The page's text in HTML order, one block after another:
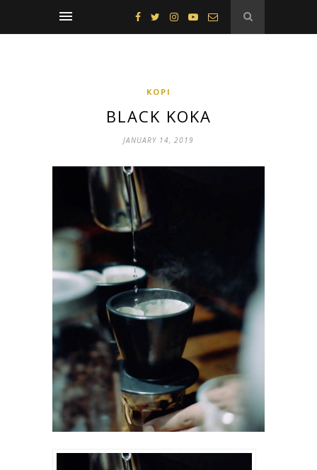
KOPI
BLACK KOKA
JANUARY 14, 2019